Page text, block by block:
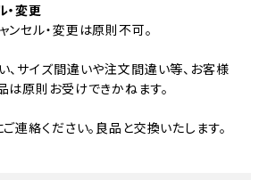
・変更
ンセル・変更は原則不可。
、サイズ間違いや注文間違い等、お客様
は原則お受けできかねます。
連絡ください。良品と交換いたします。